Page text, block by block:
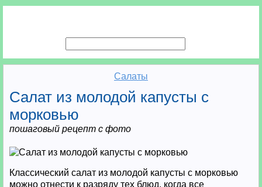
Салаты
Салат из молодой капусты с
морковью
пошаговый рецепт с фото
Классический салат из молодой капусты с морковью
можно отнести к разряду тех блюд, когда все